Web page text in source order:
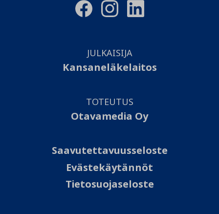
JULKAISIJA
Kansaneläkelaitos
TOTEUTUS
Otavamedia Oy
Saavutettavuusseloste
Evästekäytännöt
Tietosuojaseloste